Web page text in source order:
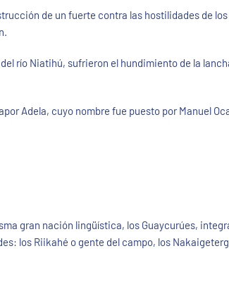
de un fuerte contra las hostilidades de
río Niatihú, sufrieron el hundimiento de la
Adela, cuyo nombre fue puesto por Manuel
gran nación lingüística, los Guaycurúes,
los Riikahé o gente del campo, los